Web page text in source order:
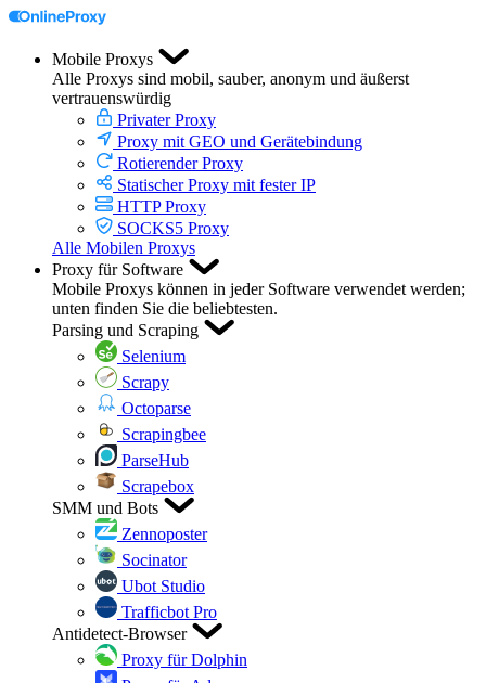
Mobile Proxys
Alle Proxys sind mobil, sauber, anonym und äußerst
vertrauenswürdig
Privater Proxy
Proxy mit GEO und Gerätebindung
Rotierender Proxy
Statischer Proxy mit fester IP
HTTP Proxy
SOCKS5 Proxy
Alle Mobilen Proxys
Proxy für Software
Mobile Proxys können in jeder Software verwendet werden;
unten finden Sie die beliebtesten.
Parsing und Scraping
Selenium
Scrapy
Octoparse
Scrapingbee
ParseHub
Scrapebox
SMM und Bots
Zennoposter
Socinator
Ubot Studio
Trafficbot Pro
Antidetect-Browser
Proxy für Dolphin